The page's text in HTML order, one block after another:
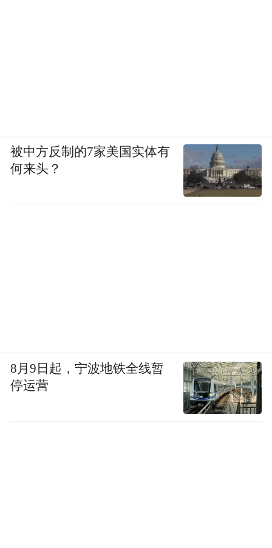
被中方反制的7家美国实体有
何来头？
8月9日起，宁波地铁全线暂
停运营